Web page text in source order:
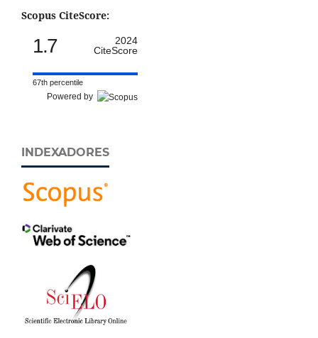
Scopus CiteScore:
1.7
2024
CiteScore
67th percentile
Powered by
INDEXADORES